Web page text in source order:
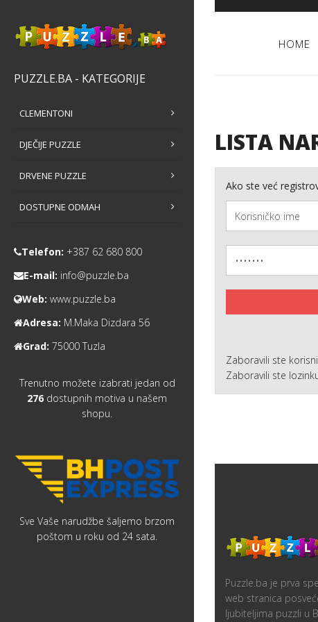
HOME
LISTA
Ako ste već
Zaboravili ste
Zaboravili ste
Puzzle.ba je prva
web stranica
ljubiteljima puzzli u
PUZZLE.BA - KATEGORIJE
CLEMENTONI
DJEČIJE PUZZLE
DRVENE PUZZLE
DOSTUPNE ODMAH
Telefon: +387 62 680 800
E-mail: info@puzzle.ba
Web: www.puzzle.ba
Adresa: M.Maka Dizdara 56
Grad: 75000 Tuzla
Trenutno možete izabrati jedan od
276 dostupnih motiva u našem
shopu.
Sve Vaše narudžbe šaljemo brzom
poštom u roku od 24 sata.